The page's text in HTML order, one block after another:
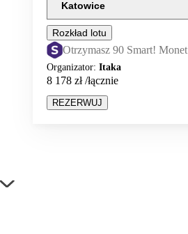
Katowice
Rozkład lotu
Otrzymasz 90 Smart! Monet
Organizator: Itaka
8 178 zł/łącznie
REZERWUJ